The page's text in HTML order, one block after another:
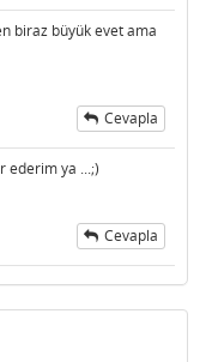
biraz büyük evet ama
Cevapla
ederim ya ...;)
Cevapla